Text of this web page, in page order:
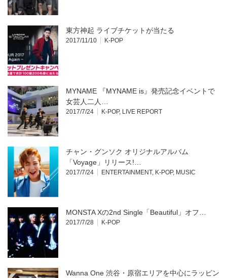
東方神起 ライブチケットが当たる
2017/11/10 K-POP
MYNAME 『MYNAME is』発売記念イベントで
女芸人二人…
2017/7/24 K-POP, LIVE REPORT
チャン・グンソク オリジナルアルバム
「Voyage」リリース!…
2017/7/24 ENTERTAINMENT, K-POP, MUSIC
MONSTA Xの2nd Single「Beautiful」オフ…
2017/7/28 K-POP
Wanna One 渋谷・原宿エリアを中心にラッピン